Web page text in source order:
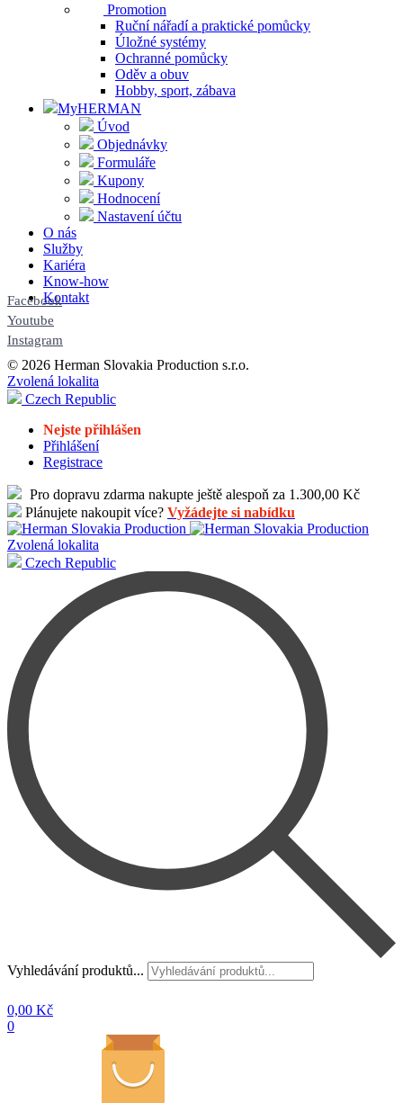
Promotion
Ruční nářadí a praktické pomůcky
Úložné systémy
Ochranné pomůcky
Oděv a obuv
Hobby, sport, zábava
MyHERMAN
Úvod
Objednávky
Formuláře
Kupony
Hodnocení
Nastavení účtu
O nás
Služby
Kariéra
Know-how
Kontakt
Facebook
Youtube
Instagram
© 2026 Herman Slovakia Production s.r.o.
Zvolená lokalita
Czech Republic
Nejste přihlášen
Přihlášení
Registrace
Pro dopravu zdarma nakupte ještě alespoň za 1.300,00 Kč
Plánujete nakoupit více? Vyžádejte si nabídku
Zvolená lokalita
Czech Republic
Vyhledávání produktů...
0,00 Kč
0